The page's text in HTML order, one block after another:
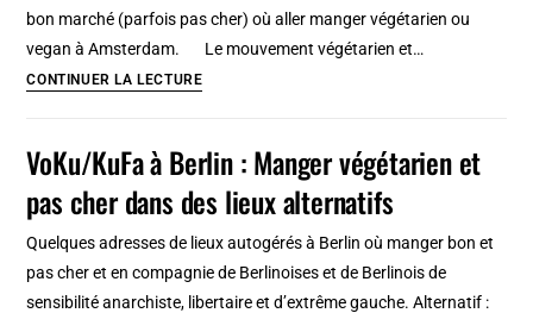
et
aussi
végan
gluten
bon marché (parfois pas cher) où aller manger végétarien ou
vegan à Amsterdam. Le mouvement végétarien et…
CONTINUER LA LECTUREOù
à
Amsterdam
VoKu/KuFa à Berlin : Manger végétarien et
pas cher dans des lieux alternatifs
Quelques adresses de lieux autogérés à Berlin où manger bon et
pas cher et en compagnie de Berlinoises et de Berlinois de
sensibilité anarchiste, libertaire et d’extrême gauche. Alternatif :